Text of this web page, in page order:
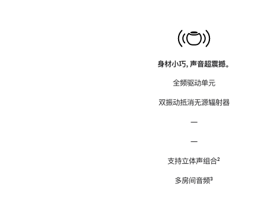
身材小巧，声音超震撼。
全频驱动单元
双振动抵消无源辐射器
—
—
支持立体声组合脚
²
多房间音频脚
³